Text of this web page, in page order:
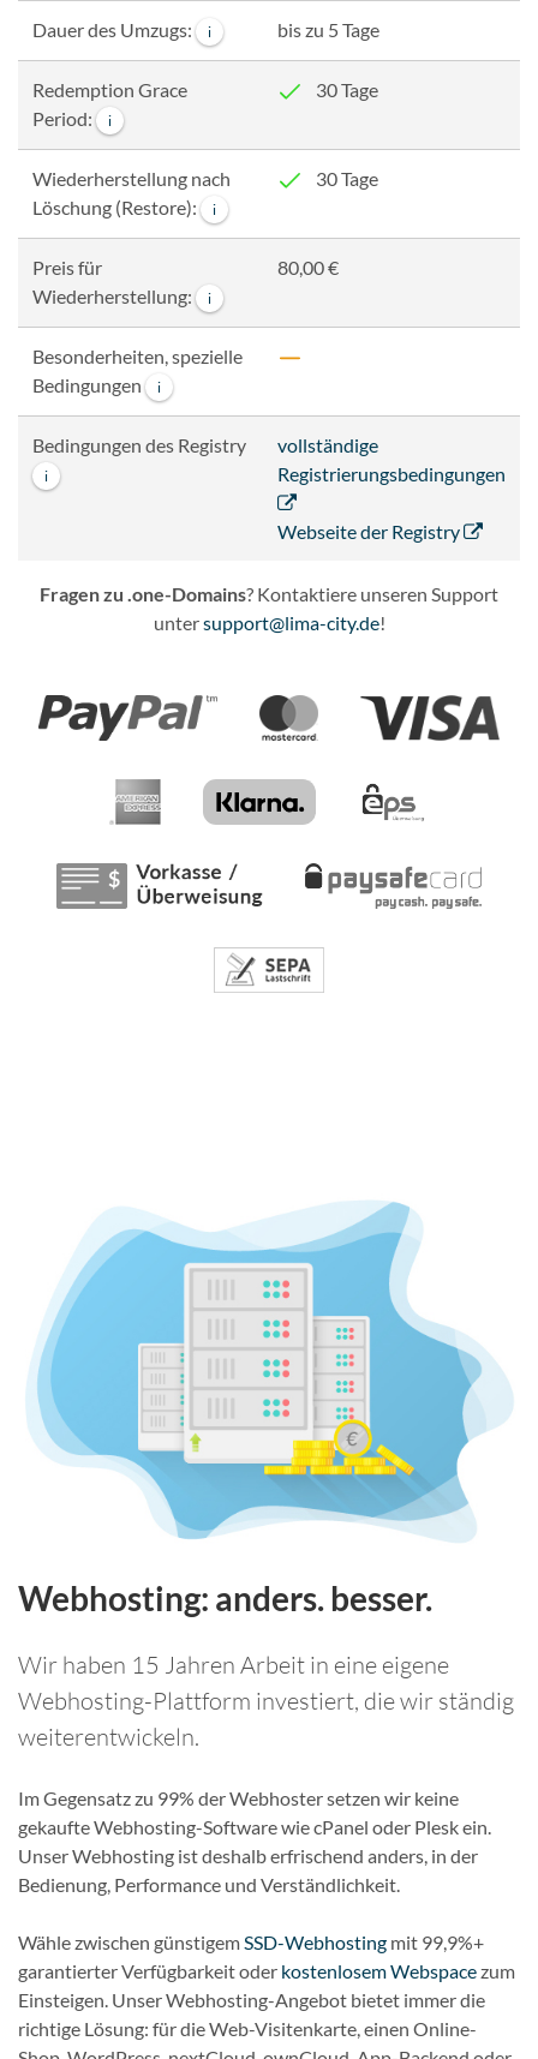
Dauer des Umzugs: i bis zu 5 Tage
Redemption Grace
Period:
i
30 Tage
Wiederherstellung nach
Löschung (Restore):
i
30 Tage
Preis für
Wiederherstellung:
i
80,00 €
Besonderheiten, spezielle
Bedingungen
i
Bedingungen des Registry
i
vollständige
Registrierungsbedingungen
Webseite der Registry
Fragen zu .one-Domains? Kontaktiere unseren Support
untersupport@lima-city.de!
Webhosting: anders. besser.
Wir haben 15 Jahren Arbeit in eine eigene
Webhosting-Plattform investiert, die wir ständig
weiterentwickeln.
Im Gegensatz zu 99% der Webhoster setzen wir keine
gekaufte Webhosting-Software wie cPanel oder Plesk ein.
Unser Webhosting ist deshalb erfrischend anders, in der
Bedienung, Performance und Verständlichkeit.
Wähle zwischen günstigem SSD-Webhosting mit 99,9%+
garantierter Verfügbarkeit oder kostenlosem Webspacezum
Einsteigen. Unser Webhosting-Angebot bietet immer die
richtige Lösung: für die Web-Visitenkarte, einen Online-